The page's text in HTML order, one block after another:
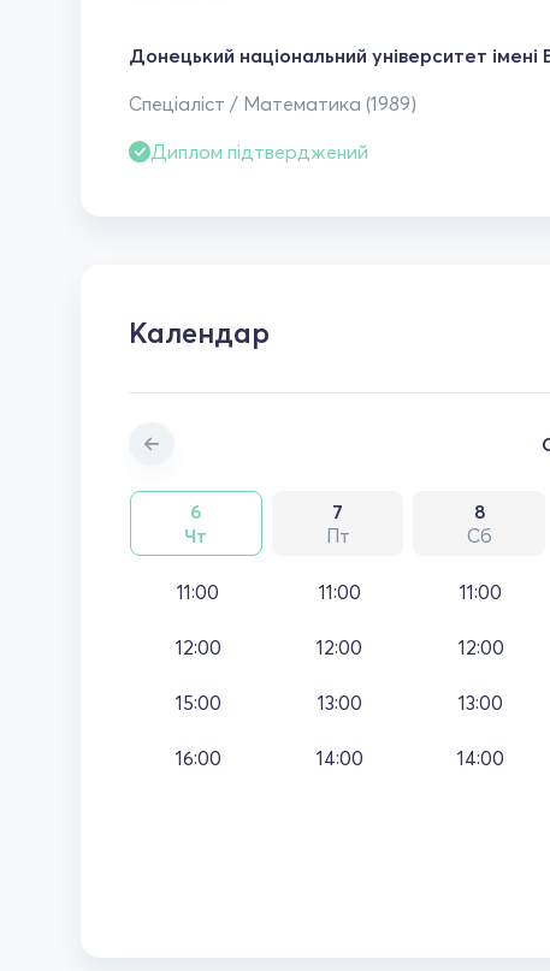
Донецький національний університет
Спеціаліст / Математика (1989)
Диплом підтверджений
Календар
6
Чт
7
Пт
8
Сб
11:00
12:00
15:00
16:00
11:00
12:00
13:00
14:00
11:00
12:00
13:00
14:00